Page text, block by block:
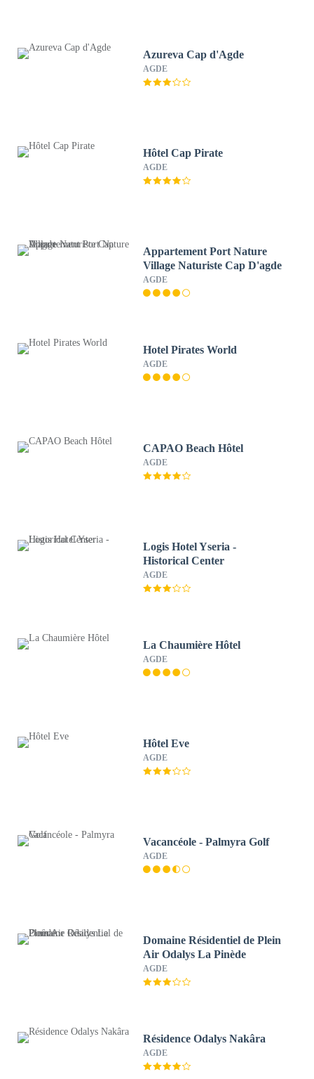
Azureva Cap d'Agde
AGDE
Hôtel Cap Pirate
AGDE
Appartement Port Nature
Village Naturiste Cap D'agde
AGDE
Hotel Pirates World
AGDE
CAPAO Beach Hôtel
AGDE
Logis Hotel Yseria -
Historical Center
AGDE
La Chaumière Hôtel
AGDE
Hôtel Eve
AGDE
Vacancéole - Palmyra Golf
AGDE
Domaine Résidentiel de Plein
Air Odalys La Pinède
AGDE
Résidence Odalys Nakâra
AGDE